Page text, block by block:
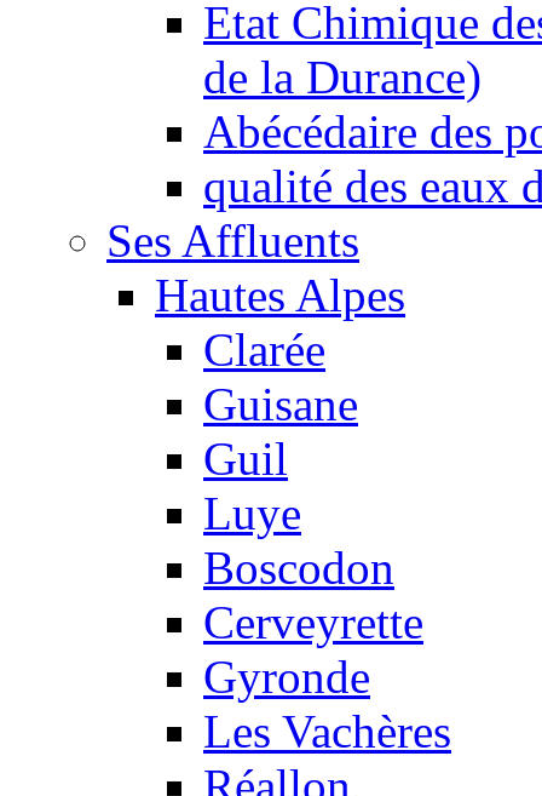
Etat Chimique
de la Durance)
Abécédaire des
qualité des eaux
Ses Affluents
Hautes Alpes
Clarée
Guisane
Guil
Luye
Boscodon
Cerveyrette
Gyronde
Les Vachères